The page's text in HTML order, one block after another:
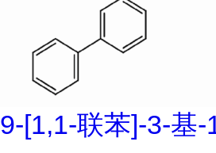
9-[1,1-联苯]-3-基-